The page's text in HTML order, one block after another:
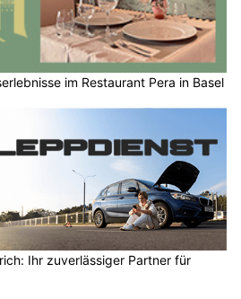
im Restaurant Pera in Basel
Ihr zuverlässiger Partner für